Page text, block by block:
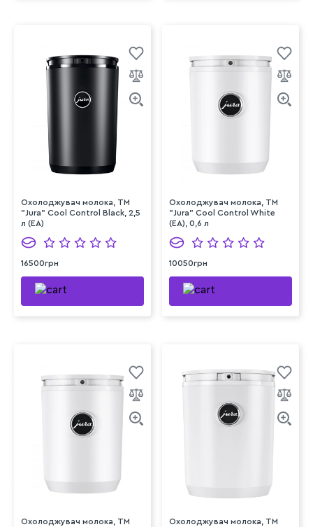
Охолоджувач молока, ТМ
"Jura" Cool Control Black, 2,5
л (EA)
16500грн
Охолоджувач молока, ТМ
"Jura" Cool Control White
(EA), 0,6 л
10050грн
Охолоджувач молока, ТМ
Охолоджувач молока, ТМ